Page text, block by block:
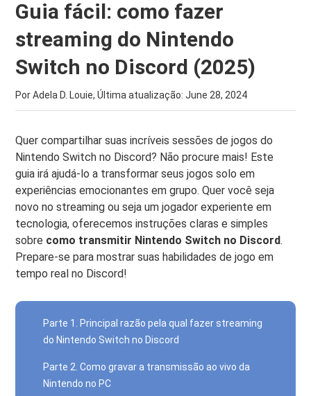
Guia fácil: como fazer
streaming do Nintendo
Switch no Discord (2025)
Por Adela D. Louie, Última atualização:June 28, 2024
Quer compartilhar suas incríveis sessões de jogos do
Nintendo Switch no Discord? Não procure mais! Este
guia irá ajudá-lo a transformar seus jogos solo em
experiências emocionantes em grupo. Quer você seja
novo no streaming ou seja um jogador experiente em
tecnologia, oferecemos instruções claras e simples
sobre como transmitir Nintendo Switch no Discord.
Prepare-se para mostrar suas habilidades de jogo em
tempo real no Discord!
Parte 1. Principal razão pela qual fazer streaming
do Nintendo Switch no Discord
Parte 2. Como gravar a transmissão ao vivo da
Nintendo no PC